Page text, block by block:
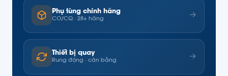
Phụ tùng chính hãng
CO/CQ · 28+ hãng →
Thiết bị quay
Rung động · cân bằng →